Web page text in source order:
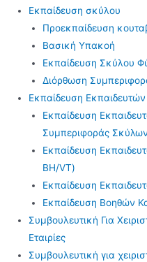
Εκπαίδευση σκύλου
Προεκπαίδευση
Βασική Υπακοή
Εκπαίδευση Σκύλου
Διόρθωση
Εκπαίδευση Εκπαιδευτών
Εκπαίδευση
Συμπεριφοράς Σκύλων
Εκπαίδευση
BH/VT)
Εκπαίδευση
Εκπαίδευση Βοηθών
Συμβουλευτική Για
Εταιρίες
Συμβουλευτική για